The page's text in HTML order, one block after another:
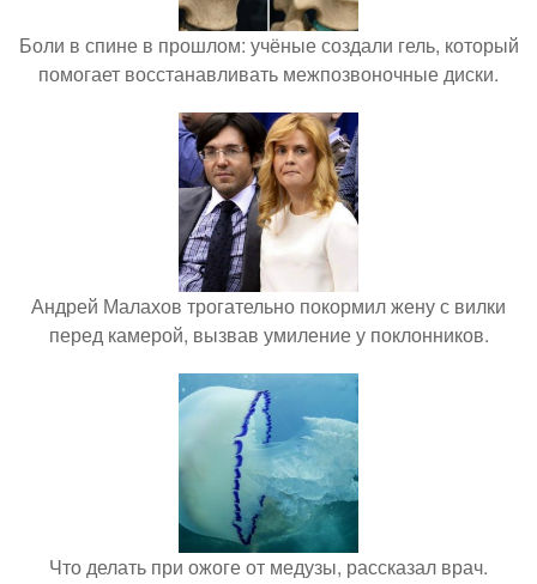
Боли в спине в прошлом: учёные создали гель, который
помогает восстанавливать межпозвоночные диски.
Андрей Малахов трогательно покормил жену с вилки
перед камерой, вызвав умиление у поклонников.
Что делать при ожоге от медузы, рассказал врач.